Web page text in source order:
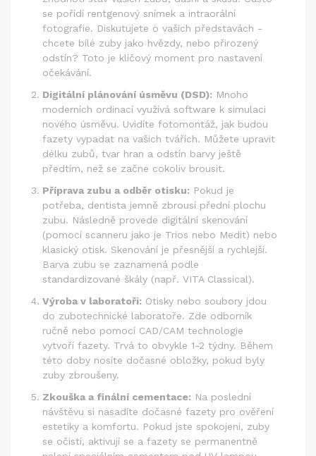
se pořídí rentgenový snímek a intraorální
fotografie. Diskutujete o vašich představách -
chcete bílé zuby jako hvězdy, nebo přirozený
odstín? Toto je klíčový moment pro nastavení
očekávání.
Digitální plánování úsměvu (DSD): Mnoho
moderních ordinací využívá software k simulaci
nového úsměvu. Uvidíte fotomontáž, jak budou
fazety vypadat na vašich tvářích. Můžete upravit
délku zubů, tvar hran a odstín barvy ještě
předtím, než se začne cokoliv brousit.
Příprava zubu a odběr otisku: Pokud je
potřeba, dentista jemně zbrousí přední plochu
zubu. Následně provede digitální skenování
(pomocí scanneru jako je Trios nebo Medit) nebo
klasický otisk. Skenování je přesnější a rychlejší.
Barva zubu se zaznamená podle
standardizované škály (např. VITA Classical).
Výroba v laboratoři: Otisky nebo soubory jdou
do zubotechnické laboratoře. Zde odborník
ručně nebo pomocí CAD/CAM technologie
vytvoří fazety. Trvá to obvykle 1-2 týdny. Během
této doby nosíte dočasné obložky, pokud byly
zuby zbroušeny.
Zkouška a finální cementace: Na poslední
návštěvu si nasadíte dočasné fazety pro ověření
estetiky a komfortu. Pokud jste spokojeni, zuby
se očistí, aktivují se a fazety se permanentně